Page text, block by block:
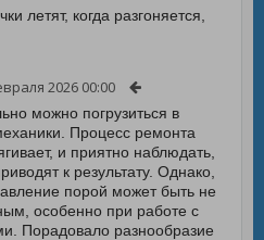
летят, когда разгоняется,
2026 00:00
можно погрузиться в
Процесс ремонта
и приятно наблюдать,
к результату. Однако,
порой может быть не
особенно при работе с
Порадовало разнообразие